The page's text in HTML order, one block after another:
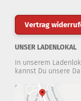
Vertrag
UNSER LADENLOKAL
In unserem
kannst Du unsere